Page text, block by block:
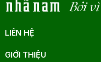
Bởi
LIÊN HỆ
GIỚI THIỆU